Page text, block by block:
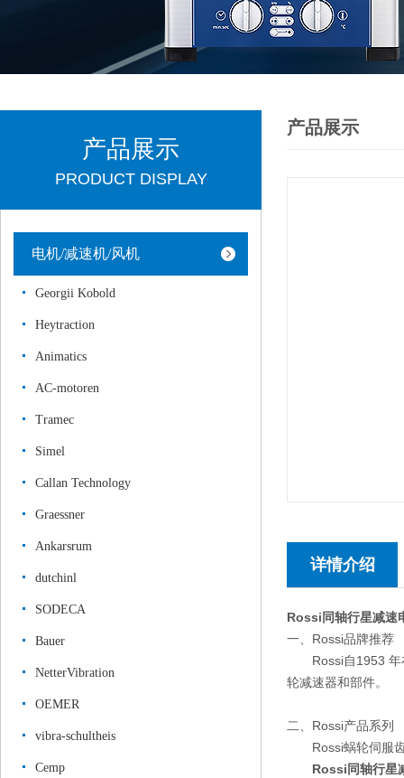
产品展示
PRODUCT DISPLAY
电机/减速机/风机
Georgii Kobold
Heytraction
Animatics
AC-motoren
Tramec
Simel
Callan Technology
Graessner
Ankarsrum
dutchinl
SODECA
Bauer
NetterVibration
OEMER
vibra-schultheis
Cemp
产品展示
详情介绍
Rossi同轴行星减速
一、Rossi品牌推荐
Rossi自1953 年在
轮减速器和部件。
二、Rossi产品系列
Rossi蜗轮伺服齿
Rossi同轴行星